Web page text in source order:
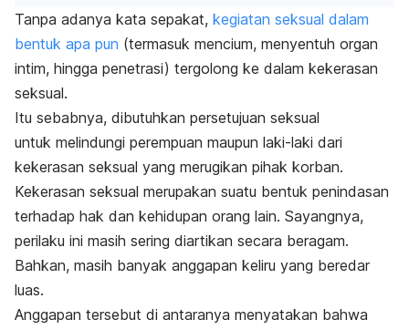
Tanpa adanya kata sepakat, kegiatan seksual dalam
bentuk apa pun (termasuk mencium, menyentuh organ
intim, hingga penetrasi) tergolong ke dalam kekerasan
seksual.
Itu sebabnya, dibutuhkan persetujuan seksual
untuk melindungi perempuan maupun laki-laki dari
kekerasan seksual yang merugikan pihak korban.
Kekerasan seksual merupakan suatu bentuk penindasan
terhadap hak dan kehidupan orang lain. Sayangnya,
perilaku ini masih sering diartikan secara beragam.
Bahkan, masih banyak anggapan keliru yang beredar
luas.
Anggapan tersebut di antaranya menyatakan bahwa